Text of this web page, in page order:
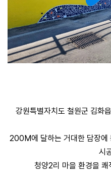
강원특별자치도 철원군 김화
200M에 달하는 거대한 담장에
시
청양2리 마을 환경을